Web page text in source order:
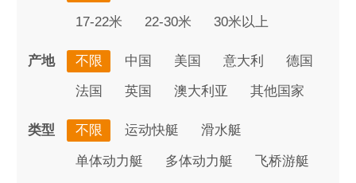
17-22米 22-30米 30米以上
产地 不限 中国 美国 意大利 德国
法国 英国 澳大利亚 其他国家
类型 不限 运动快艇 滑水艇
单体动力艇 多体动力艇 飞桥游艇